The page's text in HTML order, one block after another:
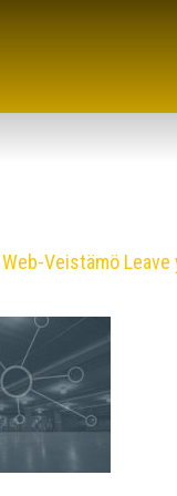
Web-Veistämö